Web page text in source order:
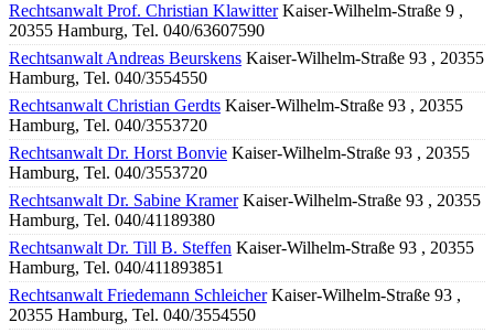
Rechtsanwalt Prof. Christian KlawitterKaiser-Wilhelm-Straße 9 ,
20355 Hamburg, Tel. 040/63607590
Rechtsanwalt Andreas Beurskens Kaiser-Wilhelm-Straße 93 , 20355
Hamburg, Tel. 040/3554550
Rechtsanwalt Christian Gerdts Kaiser-Wilhelm-Straße 93 , 20355
Hamburg, Tel. 040/3553720
Rechtsanwalt Dr. Horst Bonvie Kaiser-Wilhelm-Straße 93 , 20355
Hamburg, Tel. 040/3553720
Rechtsanwalt Dr. Sabine KramerKaiser-Wilhelm-Straße 93 , 20355
Hamburg, Tel. 040/41189380
Rechtsanwalt Dr. Till B. Steffen Kaiser-Wilhelm-Straße 93 , 20355
Hamburg, Tel. 040/411893851
Rechtsanwalt Friedemann SchleicherKaiser-Wilhelm-Straße 93 ,
20355 Hamburg, Tel. 040/3554550